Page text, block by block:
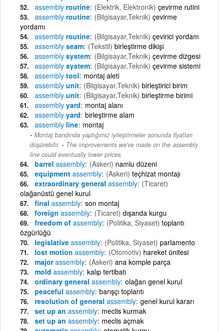
assembly routine (Elektrik, Elektronik) çevirme rutini
assembly routine (Bilgisayar,Teknik) çevirme
yordamı
assembly routine (Bilgisayar,Teknik) çevirici yordam
assembly seam (Tekstil) birleştirme dikişi
assembly system (Bilgisayar,Teknik) çevirme dizgesi
assembly system (Bilgisayar,Teknik) çevirme sistemi
assembly tool montaj aleti
assembly unit (Bilgisayar,Teknik) birleştirici birim
assembly unit (Bilgisayar,Teknik) birleştirme birimi
assembly yard montaj alanı
assembly yard birleştirme alam
assembly line montaj
Montaj bandında yaptığımız iyileştirmeler sonunda fiyatları
düşürebilir. - The improvements we've made on the assembly
line could eventually lower prices.
barrel assembly (Askeri) namlu düzeni
equipment assembly (Askeri) teçhizat montajı
extraordinary general assembly (Ticaret)
olağanüstü genel kurul
final assembly son montaj
foreign assembly (Ticaret) dışarıda kurgu
freedom of assembly (Politika, Siyaset) toplantı
özgürlüğü
legislative assembly (Politika, Siyaset) parlamento
lost motion assembly (Otomotiv) hareket ünitesi
majorassembly (Askeri) ana komple parça
mold assembly kalıp tertibatı
ordinary general assembly olağan genel kurul
peaceful assembly barışçı toplantı
resolution of general assembly genel kurul kararı
set up an assembly meclis kurmak
set up an assembly meclis açmak